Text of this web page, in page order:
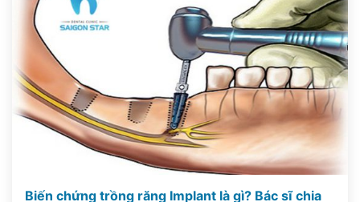
Biến chứng trồng răng Implant là gì? Bác sĩ chia